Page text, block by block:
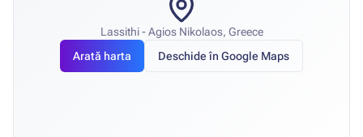
Lassithi - Agios Nikolaos, Greece
Arată harta
Deschide în Google Maps